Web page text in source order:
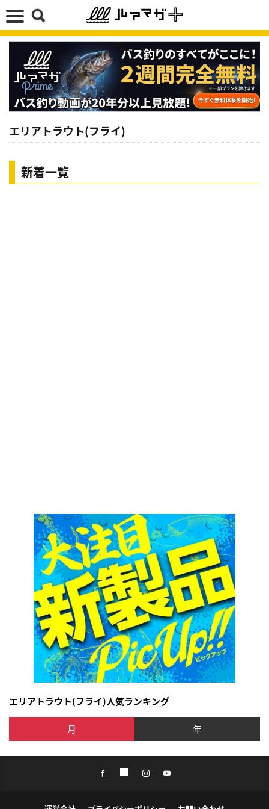
エリアトラウト(フライ)
新着一覧
エリアトラウト(フライ)人気ランキング
月 年